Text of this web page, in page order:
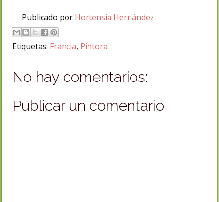
Publicado por Hortensia Hernández
Etiquetas: Francia, Pintora
No hay comentarios:
Publicar un comentario